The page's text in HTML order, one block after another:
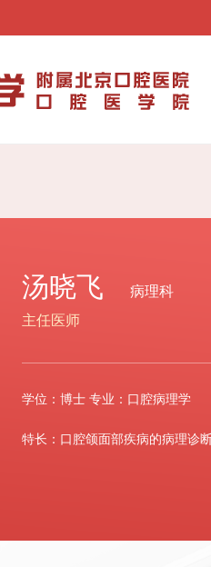
汤晓飞
病理科
主任医师
学位：博士 专业：口腔病理学
特长：口腔颌面部疾病的病理诊